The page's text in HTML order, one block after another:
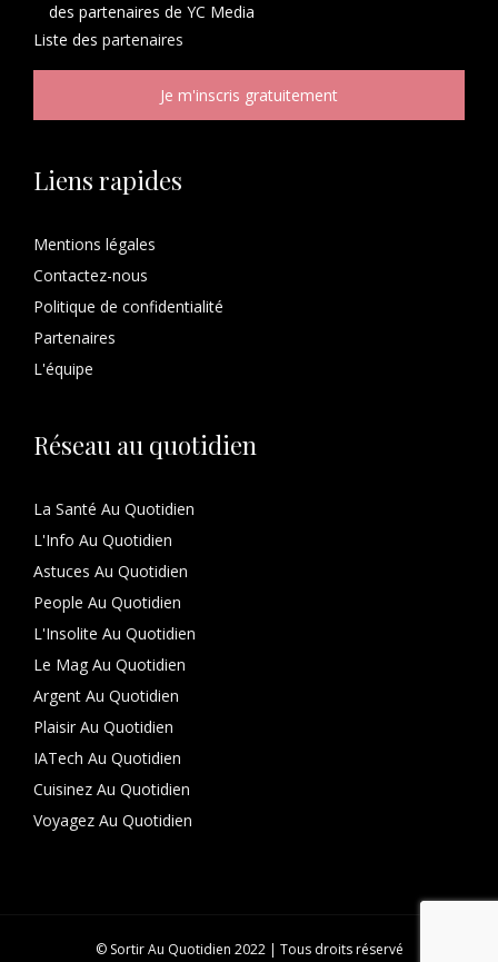
des partenaires de YC Media
Liste des partenaires
Liens rapides
Mentions légales
Contactez-nous
Politique de confidentialité
Partenaires
L'équipe
Réseau au quotidien
La Santé Au Quotidien
L'Info Au Quotidien
Astuces Au Quotidien
People Au Quotidien
L'Insolite Au Quotidien
Le Mag Au Quotidien
Argent Au Quotidien
Plaisir Au Quotidien
IATech Au Quotidien
Cuisinez Au Quotidien
Voyagez Au Quotidien
© Sortir Au Quotidien 2022 | Tous droits réservé